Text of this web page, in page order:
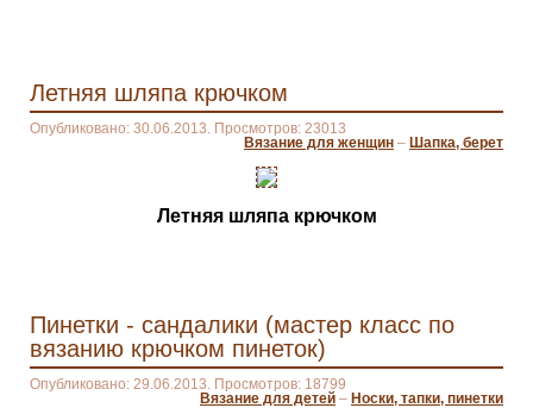
Летняя шляпа крючком
Опубликовано: 30.06.2013. Просмотров: 23013
Вязание для женщин – Шапка, берет
Летняя шляпа крючком
Пинетки - сандалики (мастер класс по
вязанию крючком пинеток)
Опубликовано: 29.06.2013. Просмотров: 18799
Вязание для детей – Носки, тапки, пинетки